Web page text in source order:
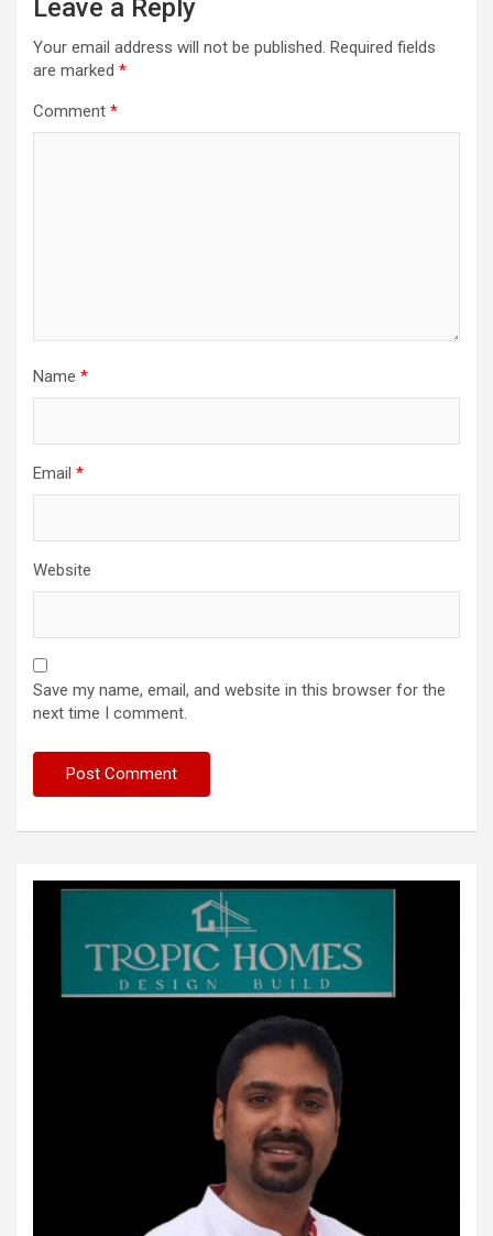
Leave a Reply
Your email address will not be published. Required fields
are marked *
Comment *
Name *
Email *
Website
Save my name, email, and website in this browser for the
next time I comment.